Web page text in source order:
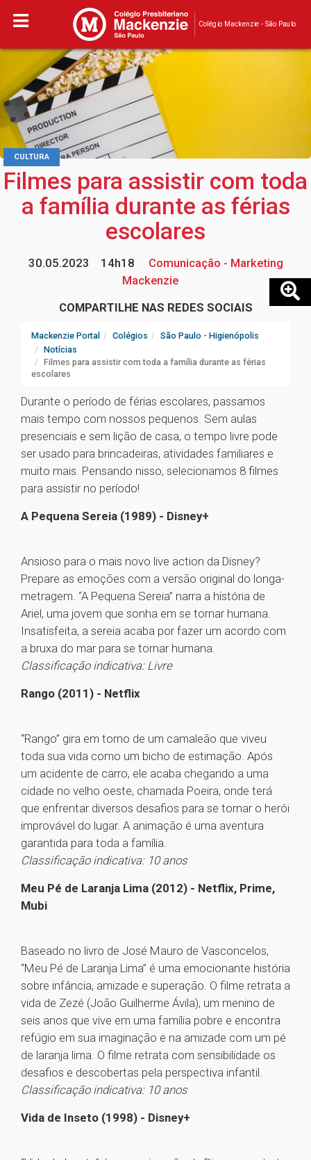
Colégio Mackenzie - São Paulo
CULTURA
Filmes para assistir com toda
a família durante as férias
escolares
30.05.2023 14h18
Comunicação - Marketing
Mackenzie
COMPARTILHE NAS REDES SOCIAIS
Mackenzie Portal Colégios
São Paulo - Higienópolis
Notícias
Filmes para assistir com toda a família durante as férias
escolares
Durante o período de férias escolares, passamos
mais tempo com nossos pequenos. Sem aulas
presenciais e sem lição de casa, o tempo livre pode
ser usado para brincadeiras, atividades familiares e
muito mais. Pensando nisso, selecionamos 8 filmes
para assistir no período!
A Pequena Sereia (1989) - Disney+
Ansioso para o mais novo live action da Disney?
Prepare as emoções com a versão original do longa-
metragem. “A Pequena Sereia” narra a história de
Ariel, uma jovem que sonha em se tornar humana.
Insatisfeita, a sereia acaba por fazer um acordo com
a bruxa do mar para se tornar humana.
Classificação indicativa: Livre
Rango (2011) - Netflix
“Rango” gira em torno de um camaleão que viveu
toda sua vida como um bicho de estimação. Após
um acidente de carro, ele acaba chegando a uma
cidade no velho oeste, chamada Poeira, onde terá
que enfrentar diversos desafios para se tornar o herói
improvável do lugar. A animação é uma aventura
garantida para toda a família.
Classificação indicativa: 10 anos
Meu Pé de Laranja Lima (2012) - Netflix, Prime,
Mubi
Baseado no livro de José Mauro de Vasconcelos,
“Meu Pé de Laranja Lima” é uma emocionante história
sobre infância, amizade e superação. O filme retrata a
vida de Zezé (João Guilherme Ávila), um menino de
seis anos que vive em uma família pobre e encontra
refúgio em sua imaginação e na amizade com um pé
de laranja lima. O filme retrata com sensibilidade os
desafios e descobertas pela perspectiva infantil.
Classificação indicativa: 10 anos
Vida de Inseto (1998) - Disney+